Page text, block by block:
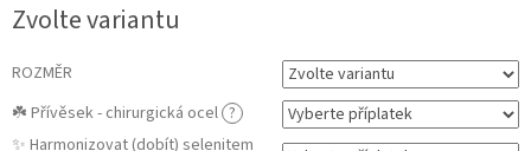
cena:
Zvolte variantu
ROZMĚR
☘️ Přívěsek - chirurgická ocel ?
✨ Harmonizovat (dobít) selenitem